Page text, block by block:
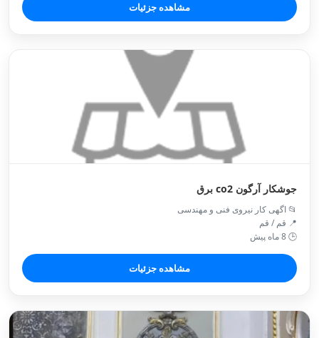
مشاهده جزئیات
جوشکار آرگون co2 برق
📂 اگهی کار نیروی فنی و مهندسی
📍 قم / قم
🕒 8 ماه پیش
مشاهده جزئیات